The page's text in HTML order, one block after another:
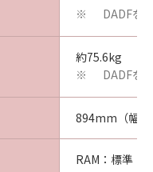
※ DADFを
約75.6kg
※ DADFを
894mm（幅
RAM：標準：